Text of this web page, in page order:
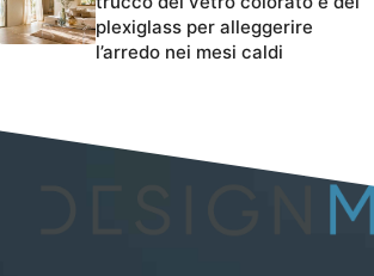
plexiglass per alleggerire
l’arredo nei mesi caldi